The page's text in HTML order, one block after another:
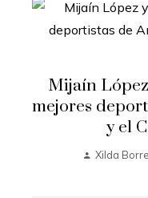
Mijaín
mejores
y el
Xilda